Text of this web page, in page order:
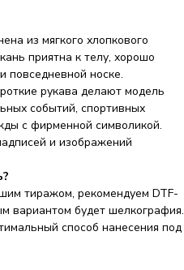
из мягкого хлопкового
приятна к телу, хорошо
повседневной носке.
рукава делают модель
событий, спортивных
с фирменной символикой.
и изображений
тиражом, рекомендуем DTF-
вариантом будет шелкография.
способ нанесения под